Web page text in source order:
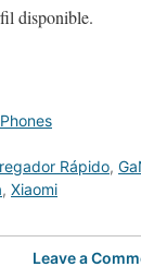
disponible.
Rápido,
, Xiaomi
Leave a